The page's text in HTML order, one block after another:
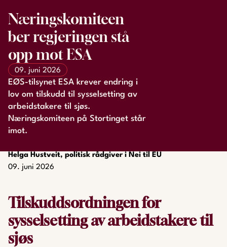
Helga Hustveit, politisk rådgiver i Nei til EU
09. juni 2026
Næringskomiteen
ber regjeringen stå
opp mot ESA
09. juni 2026
EØS-tilsynet ESA krever endring i
lov om tilskudd til sysselsetting av
arbeidstakere til sjøs.
Næringskomiteen på Stortinget står
imot.
Tilskuddsordningen for
sysselsetting av arbeidstakere til
sjøs